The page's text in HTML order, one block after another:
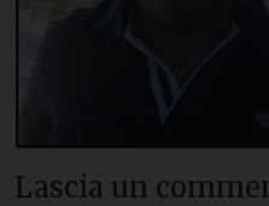
Lascia un